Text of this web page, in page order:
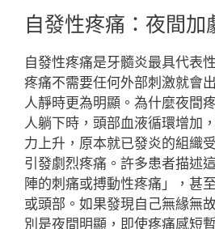
自發性疼痛：夜間加
自發性疼痛是牙髓炎最具代表
疼痛不需要任何外部刺激就會
人靜時更為明顯。為什麼夜間
人躺下時，頭部血液循環增加
力上升，原本就已發炎的組織
引發劇烈疼痛。許多患者描述
陣的刺痛或搏動性疼痛」，甚
或頭部。如果發現自己無緣無
別是夜間明顯，即使疼痛感短